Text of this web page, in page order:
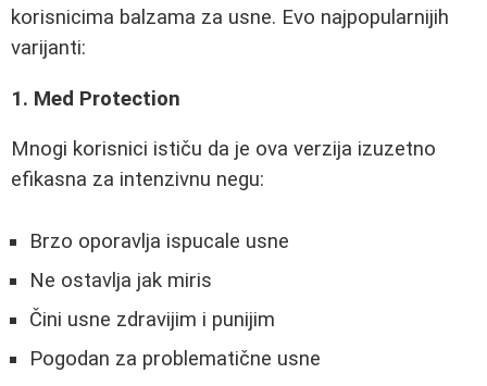
korisnicima balzama za usne. Evo najpopularnijih
varijanti:
1. Med Protection
Mnogi korisnici ističu da je ova verzija izuzetno
efikasna za intenzivnu negu:
Brzo oporavlja ispucale usne
Ne ostavlja jak miris
Čini usne zdravijim i punijim
Pogodan za problematične usne